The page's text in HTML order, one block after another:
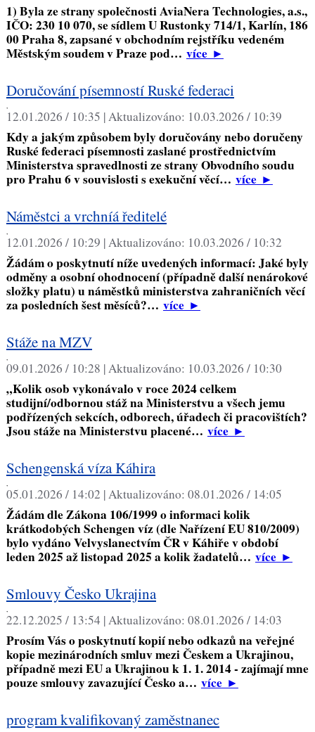
1) Byla ze strany společnosti AviaNera Technologies, a.s.,
IČO: 230 10 070, se sídlem U Rustonky 714/1, Karlín, 186
00 Praha 8, zapsané v obchodním rejstříku vedeném
Městským soudem v Praze pod… více►
Doručování písemností Ruské federaci
,
12.01.2026 / 10:35 |Aktualizováno: 10.03.2026 / 10:39
Kdy a jakým způsobem byly doručovány nebo doručeny
Ruské federaci písemnosti zaslané prostřednictvím
Ministerstva spravedlnosti ze strany Obvodního soudu
pro Prahu 6 v souvislosti s exekuční věcí… více►
Náměstci a vrchníá ředitelé
,
12.01.2026 / 10:29 |Aktualizováno: 10.03.2026 / 10:32
Žádám o poskytnutí níže uvedených informací: Jaké byly
odměny a osobní ohodnocení (případně další nenárokové
složky platu) u náměstků ministerstva zahraničních věcí
za posledních šest měsíců?… více►
Stáže na MZV
,
09.01.2026 / 10:28 |Aktualizováno: 10.03.2026 / 10:30
„Kolik osob vykonávalo v roce 2024 celkem
studijní/odbornou stáž na Ministerstvu a všech jemu
podřízených sekcích, odborech, úřadech či pracovištích?
Jsou stáže na Ministerstvu placené… více►
Schengenská víza Káhira
,
05.01.2026 / 14:02 |Aktualizováno: 08.01.2026 / 14:05
Žádám dle Zákona 106/1999 o informaci kolik
krátkodobých Schengen víz (dle Nařízení EU 810/2009)
bylo vydáno Velvyslanectvím ČR v Káhiře v období
leden 2025 až listopad 2025 a kolik žadatelů… více►
Smlouvy Česko Ukrajina
,
22.12.2025 / 13:54 |Aktualizováno: 08.01.2026 / 14:03
Prosím Vás o poskytnutí kopií nebo odkazů na veřejné
kopie mezinárodních smluv mezi Českem a Ukrajinou,
případně mezi EU a Ukrajinou k 1. 1. 2014 - zajímají mne
pouze smlouvy zavazující Česko a… více►
program kvalifikovaný zaměstnanec